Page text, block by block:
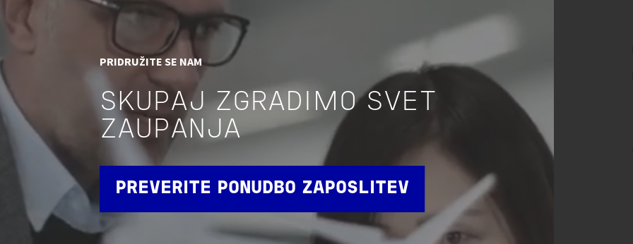
PRIDRUŽITE SE NAM
SKUPAJ ZGRADIMO SVET
ZAUPANJA
PREVERITE PONUDBO ZAPOSLITEV